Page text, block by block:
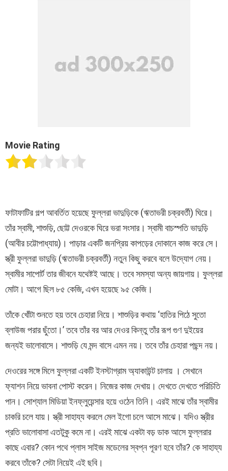
Movie Rating
ফাটাফাটির গল্প আবর্তিত হয়েছে ফুল্লরা ভাদুড়িকে (ঋতাভরী চক্রবর্তী) ঘিরে।
তাঁর স্বামী, শাশুড়ি, ছোট্ট দেওরকে ঘিরে ভরা সংসার। স্বামী বাচস্পতি ভাদুড়ি
(আবীর চট্টোপাধ্যায়)। পাড়ার একটি জনপ্রিয় কাপড়ের দোকানে কাজ করে সে।
স্ত্রী ফুল্লরা ভাদুড়ি (ঋতাভরী চক্রবর্তী) নতুন কিছু করবে বলে উদ্যোগ নেয়।
স্বামীর সাপোর্ট তার জীবনে যথেষ্টই আছে। তবে সমস্যা অন্য জায়গায়। ফুল্লরা
মোটা। আগে ছিল ৮৫ কেজি, এখন হয়েছে ৯৫ কেজি।
তাঁকে খোঁটা শুনতে হয় তবে চেহারা নিয়ে। শাশুড়ির কথায় ‘হাতির পিঠে সুতো
ব্লাউজ পরার ছুঁতো।’ তবে তাঁর বর আর দেওর কিন্তু তাঁর রূপ গুণ দুইয়ের
জন্যই ভালোবাসে। শাশুড়ি যে মন্দ বাসে এমন নয়। তবে তাঁর চেহারা পছন্দ নয়।
দেওরের সঙ্গে মিলে ফুল্লরা একটি ইনস্টাগ্রাম অ্যাকাউন্ট চালায় । সেখানে
ফ্যাশন নিয়ে ভাবনা পোস্ট করেন। নিজের কাজ দেখায়। দেখতে দেখতে পরিচিতি
পান। সোশ্যাল মিডিয়া ইনফ্লুয়েন্সার হয়ে ওঠেন তিনি। এরই মাঝে তাঁর স্বামীর
চাকরি চলে যায়। স্ত্রী সাহায্য করলে মেল ইগো চলে আসে মাঝে। যদিও স্ত্রীর
প্রতি ভালোবাসা এতটুকু কমে না। এরই মাঝে একটা বড় ডাক আসে ফুল্লরার
কাছে এবার? কোন পথে প্লাস সাইজ মডেলের স্বপ্ন পূরণ হবে তাঁর? কে সাহায্য
করবে তাঁকে? সেটা নিয়েই এই ছবি।